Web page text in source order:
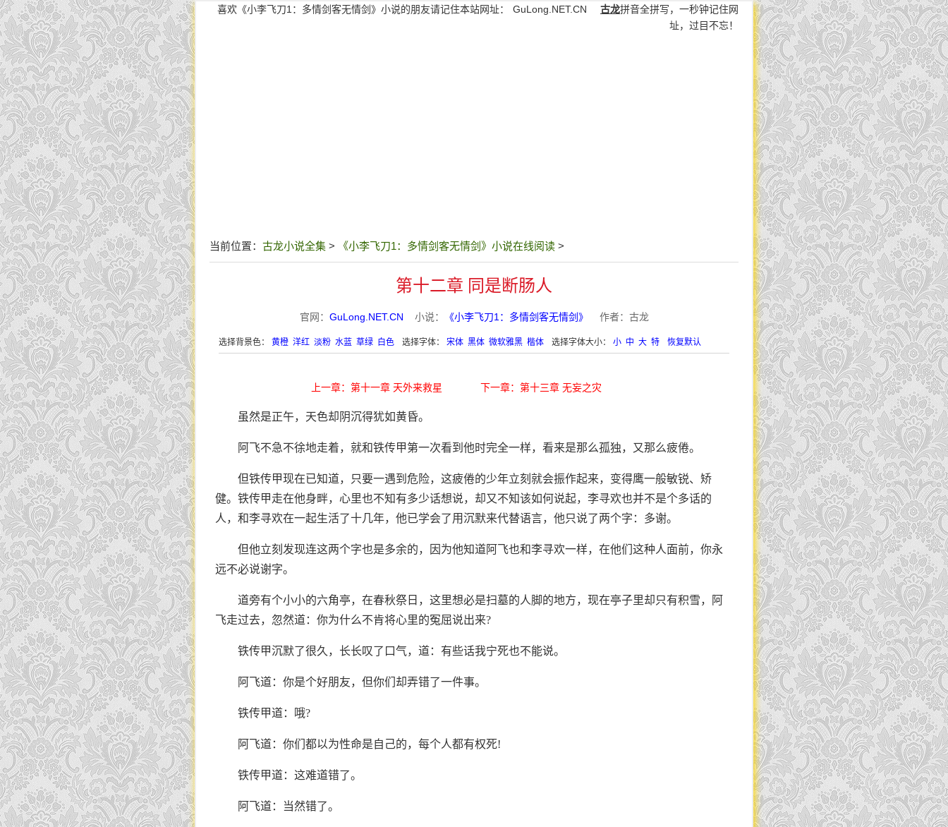
喜欢《小李飞刀1：多情剑客无情剑》小说的朋友请记住本站网址： GuLong.NET.CN 古龙拼音全拼写，一秒钟记住网
址，过目不忘！
当前位置： 古龙小说全集 > 《小李飞刀1：多情剑客无情剑》小说在线阅读 >
第十二章 同是断肠人
官网： GuLong.NET.CN 小说： 《小李飞刀1：多情剑客无情剑》 作者：古龙
选择背景色： 黄橙 洋红 淡粉 水蓝 草绿 白色 选择字体： 宋体 黑体 微软雅黑 楷体 选择字体大小： 小 中 大 特 恢复默认
上一章：第十一章 天外来救星 下一章：第十三章 无妄之灾
虽然是正午，天色却阴沉得犹如黄昏。
阿飞不急不徐地走着，就和铁传甲第一次看到他时完全一样，看来是那么孤独，又那么疲倦。
但铁传甲现在已知道，只要一遇到危险，这疲倦的少年立刻就会振作起来，变得鹰一般敏锐、矫
健。铁传甲走在他身畔，心里也不知有多少话想说，却又不知该如何说起，李寻欢也并不是个多话的
人，和李寻欢在一起生活了十几年，他已学会了用沉默来代替语言，他只说了两个字：多谢。
但他立刻发现连这两个字也是多余的，因为他知道阿飞也和李寻欢一样，在他们这种人面前，你永
远不必说谢字。
道旁有个小小的六角亭，在春秋祭日，这里想必是扫墓的人脚的地方，现在亭子里却只有积雪，阿
飞走过去，忽然道：你为什么不肯将心里的冤屈说出来?
铁传甲沉默了很久，长长叹了口气，道：有些话我宁死也不能说。
阿飞道：你是个好朋友，但你们却弄错了一件事。
铁传甲道：哦?
阿飞道：你们都以为性命是自己的，每个人都有权死!
铁传甲道：这难道错了。
阿飞道：当然错了。